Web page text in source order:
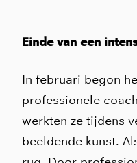
Einde van een
In februari begon
professionele
werkten ze tijdens
beeldende kunst.